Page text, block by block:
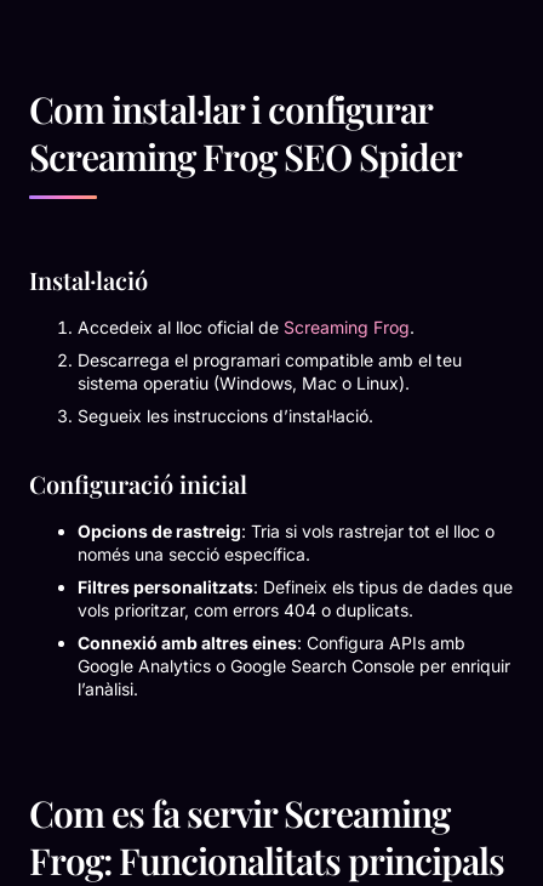
Com instal·lar i configurar
Screaming Frog SEO Spider
Instal·lació
Accedeix al lloc oficial de Screaming Frog.
Descarrega el programari compatible amb el teu
sistema operatiu (Windows, Mac o Linux).
Segueix les instruccions d’instal·lació.
Configuració inicial
Opcions de rastreig: Tria si vols rastrejar tot el lloc o
només una secció específica.
Filtres personalitzats: Defineix els tipus de dades que
vols prioritzar, com errors 404 o duplicats.
Connexió amb altres eines: Configura APIs amb
Google Analytics o Google Search Console per enriquir
l’anàlisi.
Com es fa servir Screaming
Frog: Funcionalitats principals